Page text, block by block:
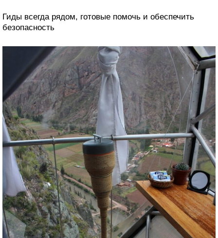
Гиды всегда рядом, готовые помочь и обеспечить
безопасность